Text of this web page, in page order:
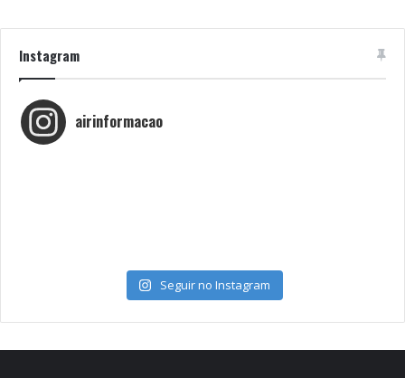
Instagram
airinformacao
Seguir no Instagram